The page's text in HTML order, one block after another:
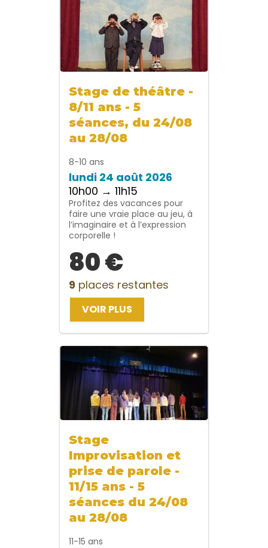
Stage de théâtre -
8/11 ans - 5
séances, du 24/08
au 28/08
8-10 ans
lundi 24 août 2026
10h00 → 11h15
Profitez des vacances pour
faire une vraie place au jeu, à
l’imaginaire et à l’expression
corporelle !
80 €
9 places restantes
VOIR PLUS
Stage
Improvisation et
prise de parole -
11/15 ans - 5
séances du 24/08
au 28/08
11-15 ans